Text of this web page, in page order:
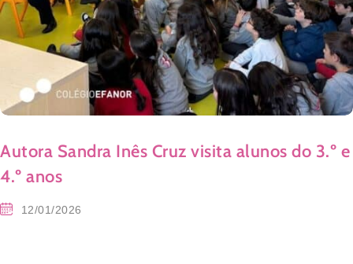
Autora Sandra Inês Cruz visita alunos do 3.º e
4.º anos
12/01/2026